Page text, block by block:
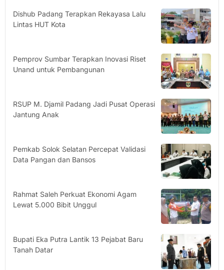
Dishub Padang Terapkan Rekayasa Lalu
Lintas HUT Kota
Pemprov Sumbar Terapkan Inovasi Riset
Unand untuk Pembangunan
RSUP M. Djamil Padang Jadi Pusat Operasi
Jantung Anak
Pemkab Solok Selatan Percepat Validasi
Data Pangan dan Bansos
Rahmat Saleh Perkuat Ekonomi Agam
Lewat 5.000 Bibit Unggul
Bupati Eka Putra Lantik 13 Pejabat Baru
Tanah Datar